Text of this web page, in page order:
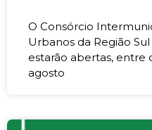
O Consórcio
Urbanos da Região
estarão abertas, entre
agosto